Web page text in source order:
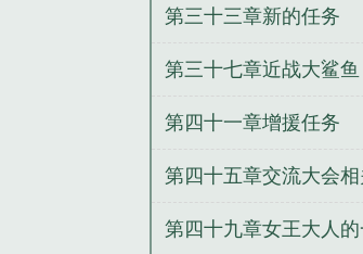
守望仙途 圣战神录
第三十三章新的任务
第三十七章近战大鲨鱼
第四十一章增援任务
第四十五章交流大会
第四十九章女王大人